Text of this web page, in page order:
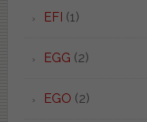
EFI (1)
EGG (2)
EGO (2)